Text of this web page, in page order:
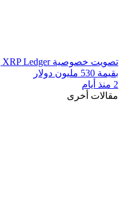
بقيمة 530 مليون دولار
2 منذ أيام
مقالات أخرى